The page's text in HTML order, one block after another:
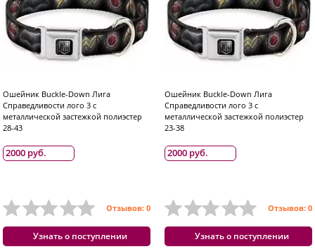
Ошейник Buckle-Down Лига
Справедливости лого 3 с
металлической застежкой полиэстер
28-43
2000 руб.
Отзывов: 0
Узнать о поступлении
Ошейник Buckle-Down Лига
Справедливости лого 3 с
металлической застежкой полиэстер
23-38
2000 руб.
Отзывов: 0
Узнать о поступлении